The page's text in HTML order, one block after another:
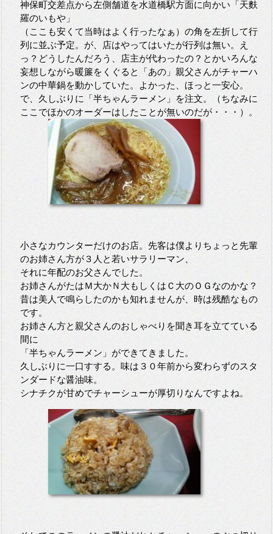
神保町交差点から左側舗道を水道橋駅方面に向かい「天麩
羅のいもや」
（ここも安くて当時はよく行ったなぁ）の角を左折して行
列に並ぶ予定。が、店はやってはいたが行列は無い。え
っ？どうしたんだろう、店主が代わったの？とかいろんな
妄想しながら暖簾をくぐると「あの」親父さんがチャーハ
ンの中華鍋を動かしていた。よかった、ほっと一安心。
で、久しぶりに「半ちゃんラーメン」を注文。（ちなみに
ここでほかのオーダーはしたことが無いのだが・・・）。
小さなカウンターだけのお店。先客は僕よりちょっと先輩
のお姉さん方が３人と若いサラリーマン、
それに年配のお父さんでした。
お姉さんがたはＭ大かＮ大もしくはＣ大のＯＧなのかな？
昔は美人で鳴らしたのかも知れませんが、時は残酷なもの
です。
お姉さん方と親父さんのおしゃべりを聞き耳を立てている
間に
「半ちゃんラーメン」ができてきました。
久しぶりに一口すする。味は３０年前から変わらずのスタ
ンダードな醤油味。
シナチクが甘めでチャーシューが厚切りなんですよね。